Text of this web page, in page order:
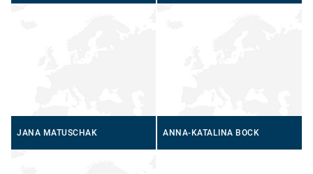
JANA MATUSCHAK ANNA-KATALINA BOCK